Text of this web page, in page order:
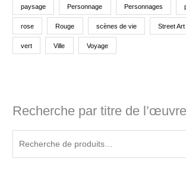
paysage Personnage Personnages
rose Rouge scènes de vie Street Art
vert Ville Voyage
Recherche par titre de l’œuvre